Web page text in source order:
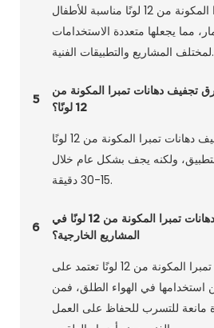
تعتبر دهانات تمبرا المكونة من 12 لونًا مناسبة للأطفال
مما يجعلها متعددة الاستخدامات
لمختلف المشاريع والتطبيقات الفنية.
5
تجفيف دهانات تمبرا المكونة من
12 لونًا؟
يختلف وقت تجفيف دهانات تمبرا المكونة من 12 لونًا
ولكنه يجف بشكل عام خلال
15-30 دقيقة.
6
هل يمكن استخدام دهانات تمبرا المكونة من 12 لونًا في
المشاريع الخارجية؟
في حين أن دهانات تمبرا المكونة من 12 لونًا تعتمد على
استخدامها في الهواء الطلق، فمن
للتسرب للحفاظ على العمل